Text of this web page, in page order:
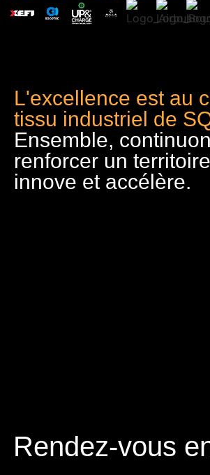
L'excellence est au
tissu industriel de
Ensemble,
renforcer un
innove et accélère.
Rendez-vous